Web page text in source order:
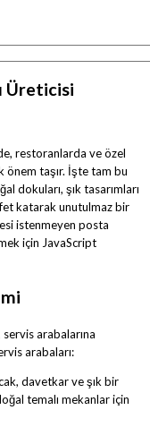
Üreticisi
restoranlarda ve özel
önem taşır. İşte tam bu
dokuları, şık tasarımları
katarak unutulmaz bir
istenmeyen posta
için JavaScript
servis arabalarına
arabaları:
davetkar ve şık bir
temalı mekanlar için